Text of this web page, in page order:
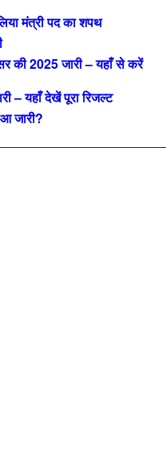
मंत्री पद का शपथ
की 2025 जारी – यहाँ से करें
यहाँ देखें पूरा रिजल्ट
जारी?